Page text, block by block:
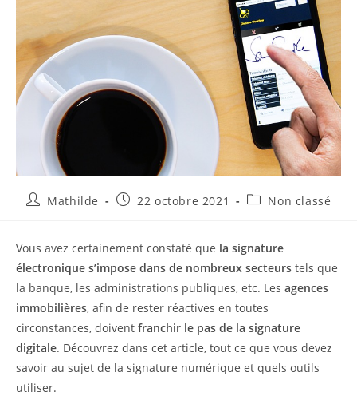
Mathilde 22 octobre 2021 Non classé
Vous avez certainement constaté que la signature
électronique s’impose dans de nombreux secteurs tels que
la banque, les administrations publiques, etc. Les agences
immobilières, afin de rester réactives en toutes
circonstances, doivent franchir le pas de la signature
digitale. Découvrez dans cet article, tout ce que vous devez
savoir au sujet de la signature numérique et quels outils
utiliser.